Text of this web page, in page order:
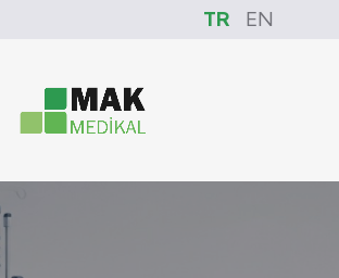
TR EN